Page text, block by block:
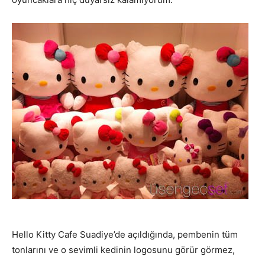
Hello Kitty Cafe Suadiye’de açıldığında, pembenin tüm
tonlarını ve o sevimli kedinin logosunu görür görmez,